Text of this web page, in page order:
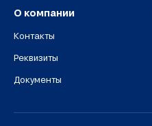
О компании
Контакты
Реквизиты
Документы